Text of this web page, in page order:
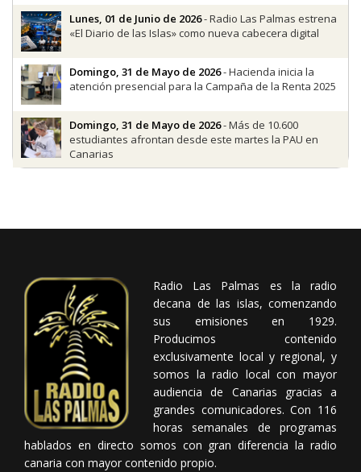
Lunes, 01 de Junio de 2026- Radio Las Palmas estrena
«El Diario de las Islas» como nueva cabecera digital
Domingo, 31 de Mayo de 2026- Hacienda inicia la
atención presencial para la Campaña de la Renta 2025
Domingo, 31 de Mayo de 2026- Más de 10.600
estudiantes afrontan desde este martes la PAU en
Canarias
Radio Las Palmas es la radio
decana de las islas, comenzando
sus emisiones en 1929.
Producimos contenido
exclusivamente local y regional, y
somos la radio local con mayor
audiencia de Canarias gracias a
grandes comunicadores. Con 116
horas semanales de programas
hablados en directo somos con gran diferencia la radio
canaria con mayor contenido propio.